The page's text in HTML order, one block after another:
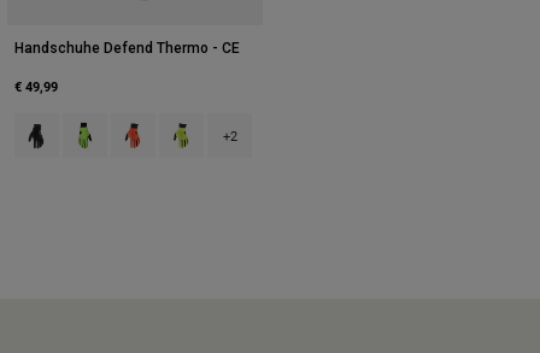
Handschuhe Defend Thermo - CE
€ 49,99
Product swatch type of Schwarz.
Product swatch type of Day Glo Grün.
Product swatch type of Fluoreszierendes Orange.
Product swatch type of Fluoreszierendes Gelb.
+2